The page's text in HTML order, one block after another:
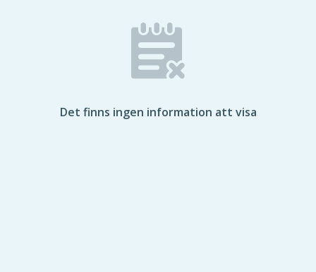
Det finns ingen information att visa